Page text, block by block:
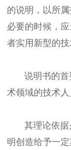
的说明，以所
必要的时候，
者实用新型的技
说明书的首
术领域的技术人
其理论依据
明创造给予一